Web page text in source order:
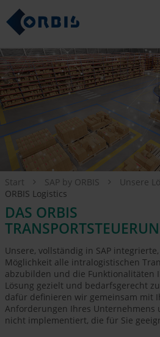
Start SAP by ORBIS
Unsere
ORBIS Logistics
DAS ORBIS
Unsere, vollständig in SAP
Möglichkeit alle intralogistischen
abzubilden und die Funktionalitäten
Lösung gezielt und bedarfsgerecht
dafür definieren wir gemeinsam mit
Anforderungen Ihres Unternehmens
nicht implementiert, die für Sie